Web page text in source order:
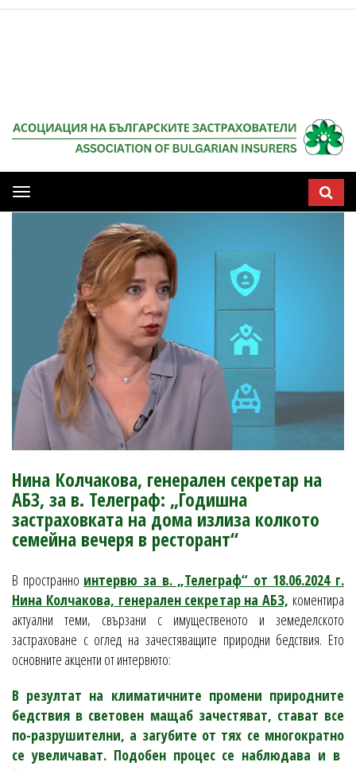
Мобилна
навигация
Нина Колчакова, генерален секретар на
АБЗ, за в. Телеграф: „Годишна
застраховката на дома излиза колкото
семейна вечеря в ресторант“
В пространно интервю за в. „Телеграф“ от 18.06.2024 г.
Нина Колчакова, генерален секретар на АБЗ, коментира
актуални теми, свързани с имущественото и земеделското
застраховане с оглед на зачестяващите природни бедствия. Ето
основните акценти от интервюто:
В резултат на климатичните промени природните
бедствия в световен мащаб зачестяват, стават все
по-разрушителни, а загубите от тях се многократно
се увеличават. Подобен процес се наблюдава и в